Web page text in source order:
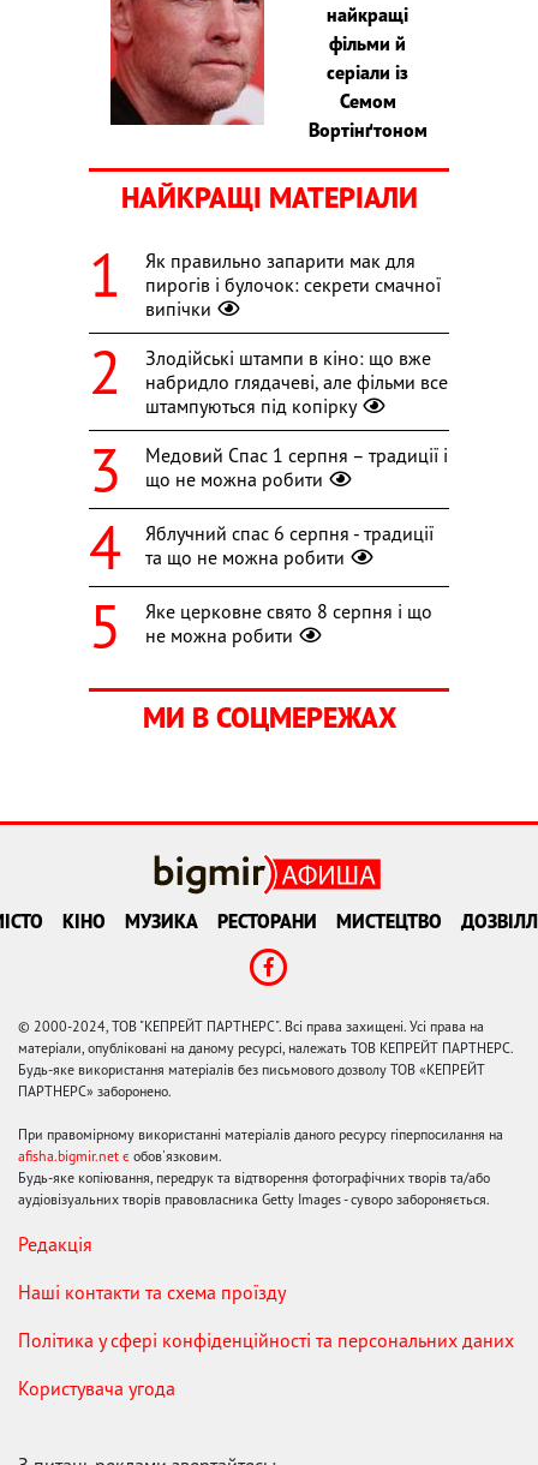
найкращі
фільми й
серіали із
Семом
Вортінґтоном
НАЙКРАЩІ МАТЕРІАЛИ
Як правильно запарити мак для
пирогів і булочок: секрети смачної
випічки
Злодійські штампи в кіно: що вже
набридло глядачеві, але фільми все
штампуються під копірку
Медовий Спас 1 серпня – традиції і
що не можна робити
Яблучний спас 6 серпня - традиції
та що не можна робити
Яке церковне свято 8 серпня і що
не можна робити
МИ В СОЦМЕРЕЖАХ
КІНО МУЗИКА РЕСТОРАНИ МИСТЕЦТВО
© 2000-2024, ТОВ "КЕПРЕЙТ ПАРТНЕРС". Всі права захищені. Усі права на
матеріали, опубліковані на даному ресурсі, належать ТОВ КЕПРЕЙТ ПАРТНЕРС.
Будь-яке використання матеріалів без письмового дозволу ТОВ «КЕПРЕЙТ
ПАРТНЕРС» заборонено.
При правомірному використанні матеріалів даного ресурсу гіперпосилання на
afisha.bigmir.net є обов'язковим.
Будь-яке копіювання, передрук та відтворення фотографічних творів та/або
аудіовізуальних творів правовласника Getty Images - суворо забороняється.
Редакція
Наші контакти та схема проїзду
Політика у сфері конфіденційності та персональних даних
Користувача угода